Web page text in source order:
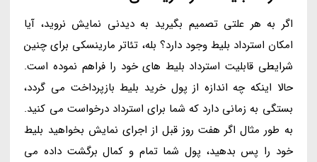
اگر به هر علتی تصمیم بگیرید به دیدنی نمایش نروید، آیا
امکان استرداد بلیط وجود دارد؟ بله، تئاتر مارینسکی برای چنین
شرایطی قابلیت استرداد بلیط های خود را فراهم نموده است.
حالا اینکه چه اندازه از پول خرید بلیط بازپرداخت می گردد،
بستگی به زمانی دارد که شما برای استرداد درخواست می کنید.
به طور مثال اگر هفت روز قبل از اجرای نمایش بخواهید بلیط
خود را پس بدهید، پول شما تمام و کمال برگشت داده می